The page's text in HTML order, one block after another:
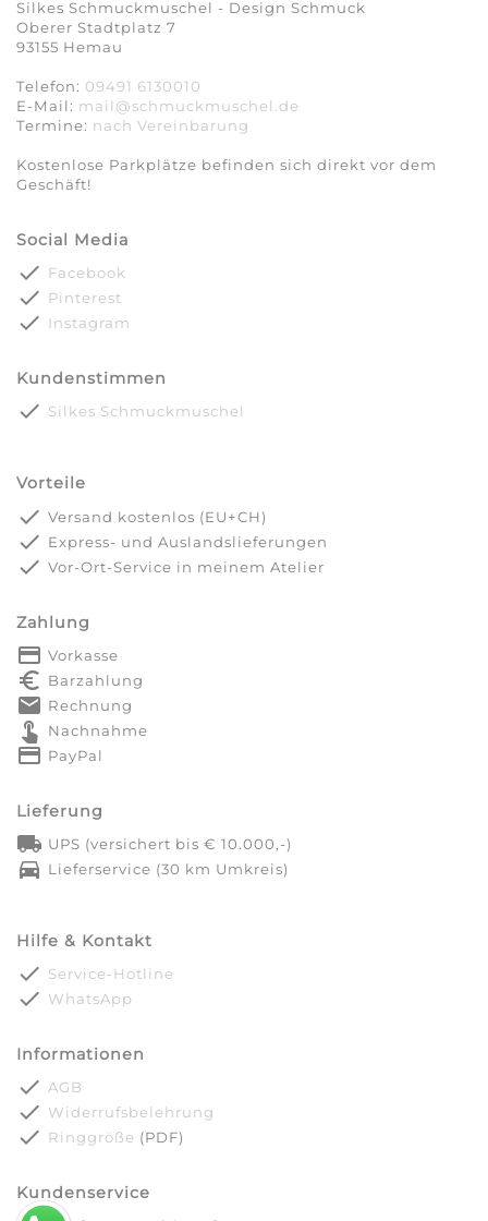
Silkes Schmuckmuschel - Design Schmuck
Oberer Stadtplatz 7
93155 Hemau
Telefon: 09491 6130010
E-Mail: mail@schmuckmuschel.de
Termine: nach Vereinbarung​​​​​​​
Kostenlose Parkplätze befinden sich direkt vor dem
Geschäft!
Social Media
done Facebook
done Pinterest
done Instagram
Kundenstimmen
done Silkes Schmuckmuschel
Vorteile
done Versand kostenlos (EU+CH)
done Express- und Auslandslieferungen
done Vor-Ort-Service in meinem Atelier
Zahlung
payment Vorkasse
euro_symbol Barzahlung
markunread Rechnung
touch_app Nachnahme
credit_card PayPal
Lieferung
local_shipping UPS (versichert bis € 10.000,-)
directions_car Lieferservice (30 km Umkreis)
Hilfe & Kontakt
done Service-Hotline
done WhatsApp
Informationen
done AGB
done Widerrufsbelehrung
done Ringgröße (PDF)
Kundenservice